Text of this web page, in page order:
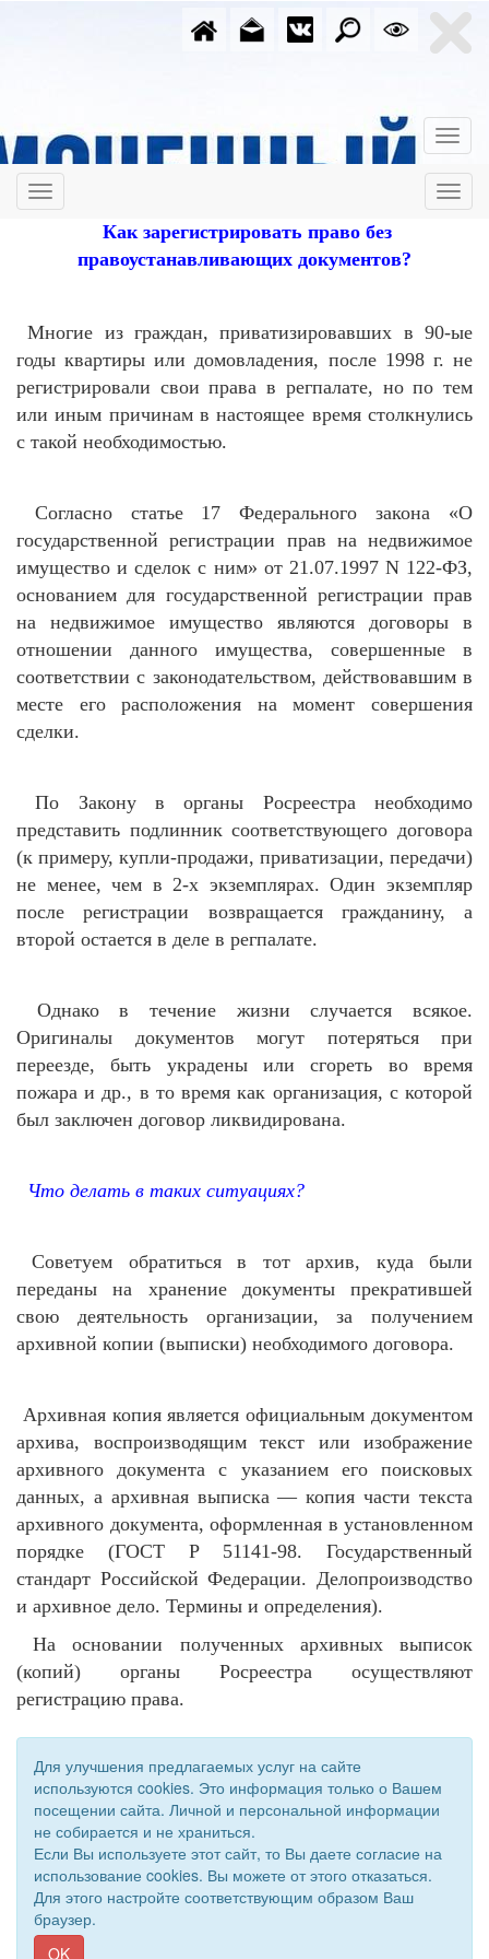
Как зарегистрировать право без
правоустанавливающих документов?
Многие из граждан, приватизировавших в 90-ые
годы квартиры или домовладения, после 1998 г. не
регистрировали свои права в регпалате, но по тем
или иным причинам в настоящее время столкнулись
с такой необходимостью.
Согласно статье 17 Федерального закона «О
государственной регистрации прав на недвижимое
имущество и сделок с ним» от 21.07.1997 N 122-ФЗ,
основанием для государственной регистрации прав
на недвижимое имущество являются договоры в
отношении данного имущества, совершенные в
соответствии с законодательством, действовавшим в
месте его расположения на момент совершения
сделки.
По Закону в органы Росреестра необходимо
представить подлинник соответствующего договора
(к примеру, купли-продажи, приватизации, передачи)
не менее, чем в 2-х экземплярах. Один экземпляр
после регистрации возвращается гражданину, а
второй остается в деле в регпалате.
Однако в течение жизни случается всякое.
Оригиналы документов могут потеряться при
переезде, быть украдены или сгореть во время
пожара и др., в то время как организация, с которой
был заключен договор ликвидирована.
Что делать в таких ситуациях?
Советуем обратиться в тот архив, куда были
переданы на хранение документы прекратившей
свою деятельность организации, за получением
архивной копии (выписки) необходимого договора.
Архивная копия является официальным документом
архива, воспроизводящим текст или изображение
архивного документа с указанием его поисковых
данных, а архивная выписка — копия части текста
архивного документа, оформленная в установленном
порядке (ГОСТ Р 51141-98. Государственный
стандарт Российской Федерации. Делопроизводство
и архивное дело. Термины и определения).
На основании полученных архивных выписок
(копий) органы Росреестра осуществляют
регистрацию права.
© 2011 - 2026 Уполномоченный по правам человека. Все
права защищены.
Сайт создан при поддержке «
Для улучшения предлагаемых услуг на сайте
используются cookies. Это информация только о Вашем
посещении сайта. Личной и персональной информации
не собирается и не храниться.
Если Вы используете этот сайт, то Вы даете согласие на
использование cookies. Вы можете от этого отказаться.
Для этого настройте соответствующим образом Ваш
браузер.
OK